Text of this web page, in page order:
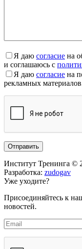
Я даю согласие на
и соглашаюсь с
Я даю согласие на
рекламных
Институт Тренинга ©
Разработка: zudogav
Уже уходите?
Присоединяйтесь к
новостей.